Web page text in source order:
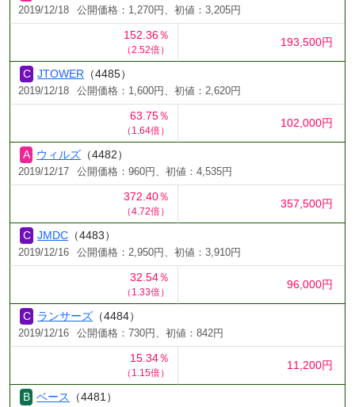
2019/12/18 公開価格：1,270円、初値：3,205円
152.36％
（2.52倍）
193,500円
JTOWER （4485）
2019/12/18 公開価格：1,600円、初値：2,620円
63.75％
（1.64倍）
102,000円
ウィルズ （4482）
2019/12/17 公開価格：960円、初値：4,535円
372.40％
（4.72倍）
357,500円
JMDC （4483）
2019/12/16 公開価格：2,950円、初値：3,910円
32.54％
（1.33倍）
96,000円
ランサーズ （4484）
2019/12/16 公開価格：730円、初値：842円
15.34％
（1.15倍）
11,200円
ベース （4481）